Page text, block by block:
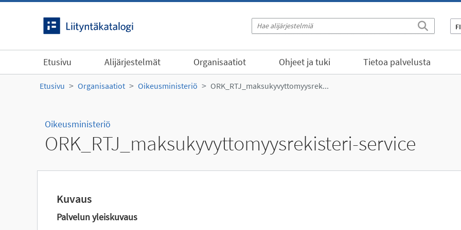
FI
Etusivu Alijärjestelmät Organisaatiot Ohjeet ja tuki Tietoa palvelusta
Etusivu Organisaatiot Oikeusministeriö ORK_RTJ_maksukyvyttomyysrek...
Oikeusministeriö
ORK_RTJ_maksukyvyttomyysrekisteri-service
Kuvaus
Palvelun yleiskuvaus